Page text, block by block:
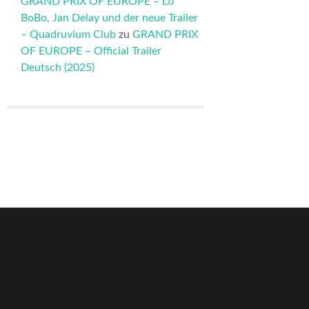
BoBo, Jan Delay und der neue Trailer
– Quadruvium Club zu GRAND PRIX
OF EUROPE – Official Trailer
Deutsch (2025)